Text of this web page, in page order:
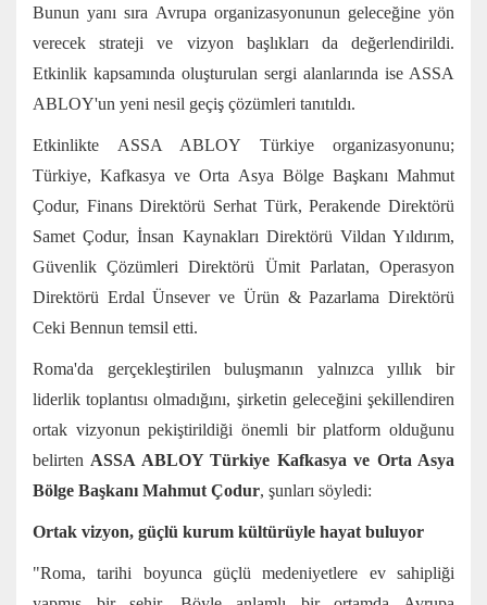
Bunun yanı sıra Avrupa organizasyonunun geleceğine yön
verecek strateji ve vizyon başlıkları da değerlendirildi.
Etkinlik kapsamında oluşturulan sergi alanlarında ise ASSA
ABLOY'un yeni nesil geçiş çözümleri tanıtıldı.
Etkinlikte ASSA ABLOY Türkiye organizasyonunu;
Türkiye, Kafkasya ve Orta Asya Bölge Başkanı Mahmut
Çodur, Finans Direktörü Serhat Türk, Perakende Direktörü
Samet Çodur, İnsan Kaynakları Direktörü Vildan Yıldırım,
Güvenlik Çözümleri Direktörü Ümit Parlatan, Operasyon
Direktörü Erdal Ünsever ve Ürün & Pazarlama Direktörü
Ceki Bennun temsil etti.
Roma'da gerçekleştirilen buluşmanın yalnızca yıllık bir
liderlik toplantısı olmadığını, şirketin geleceğini şekillendiren
ortak vizyonun pekiştirildiği önemli bir platform olduğunu
belirten ASSA ABLOY Türkiye Kafkasya ve Orta Asya
Bölge Başkanı Mahmut Çodur, şunları söyledi:
Ortak vizyon, güçlü kurum kültürüyle hayat buluyor
"Roma, tarihi boyunca güçlü medeniyetlere ev sahipliği